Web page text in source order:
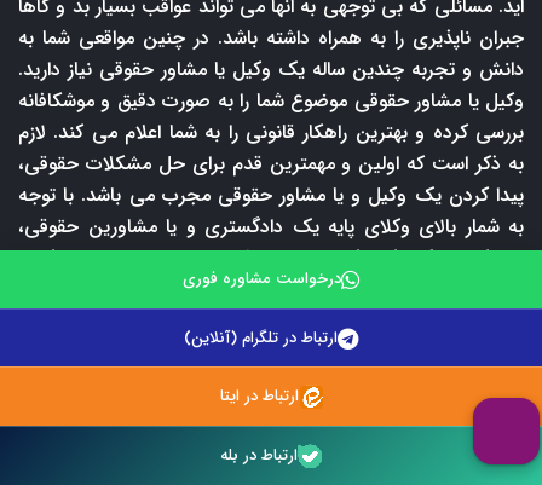
اید. مسائلی که بی توجهی به انها می تواند عواقب بسیار بد و گاها
جبران ناپذیری را به همراه داشته باشد. در چنین مواقعی شما به
دانش و تجربه چندین ساله یک وکیل یا مشاور حقوقی نیاز دارید.
وکیل یا مشاور حقوقی موضوع شما را به صورت دقیق و موشکافانه
بررسی کرده و بهترین راهکار قانونی را به شما اعلام می کند. لازم
به ذکر است که اولین و مهمترین قدم برای حل مشکلات حقوقی،
پیدا کردن یک وکیل و یا مشاور حقوقی مجرب می باشد. با توجه
به شمار بالای وکلای پایه یک دادگستری و یا مشاورین حقوقی،
پیدا کردن یک وکیل کاربلد امری دشوار است. در این بین وکلای
تلفنی امکان ارتباط با برترین وکلای پایه یک دادگستری و مشاورین
حقوقی را برای شما فراهم آورده است آن هم با قیمت مناسب و به
صورت شبانه روزی!! ما در وکلای تلفنی همه جوانب را سنجیده و
در راستای ارائه بهترین خدمات حقوقی در ایران از هیچ تلاشی
مضایقه نکرده ایم. نتیجه این تلاش شبانه روزی، داشتن یک تیم
حقوقی قوی و ارائه خدمات حقوقی به بهترین شکل ممکن شده
است. خدمات حقوقی ارائه شده توسط تیم وکلای تلفنی بسیار
درخواست مشاوره فوری
ارتباط در تلگرام (آنلاین)
ارتباط در ایتا
ارتباط در بله